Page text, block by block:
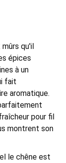
qu'il
épices
à un
fait
aromatique.
pour fil
montrent son
le chêne est